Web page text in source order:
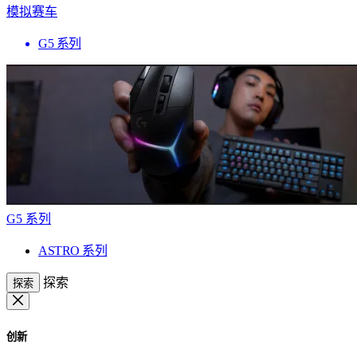
模拟赛车
G5 系列
G5 系列
ASTRO 系列
探索 探索
创新